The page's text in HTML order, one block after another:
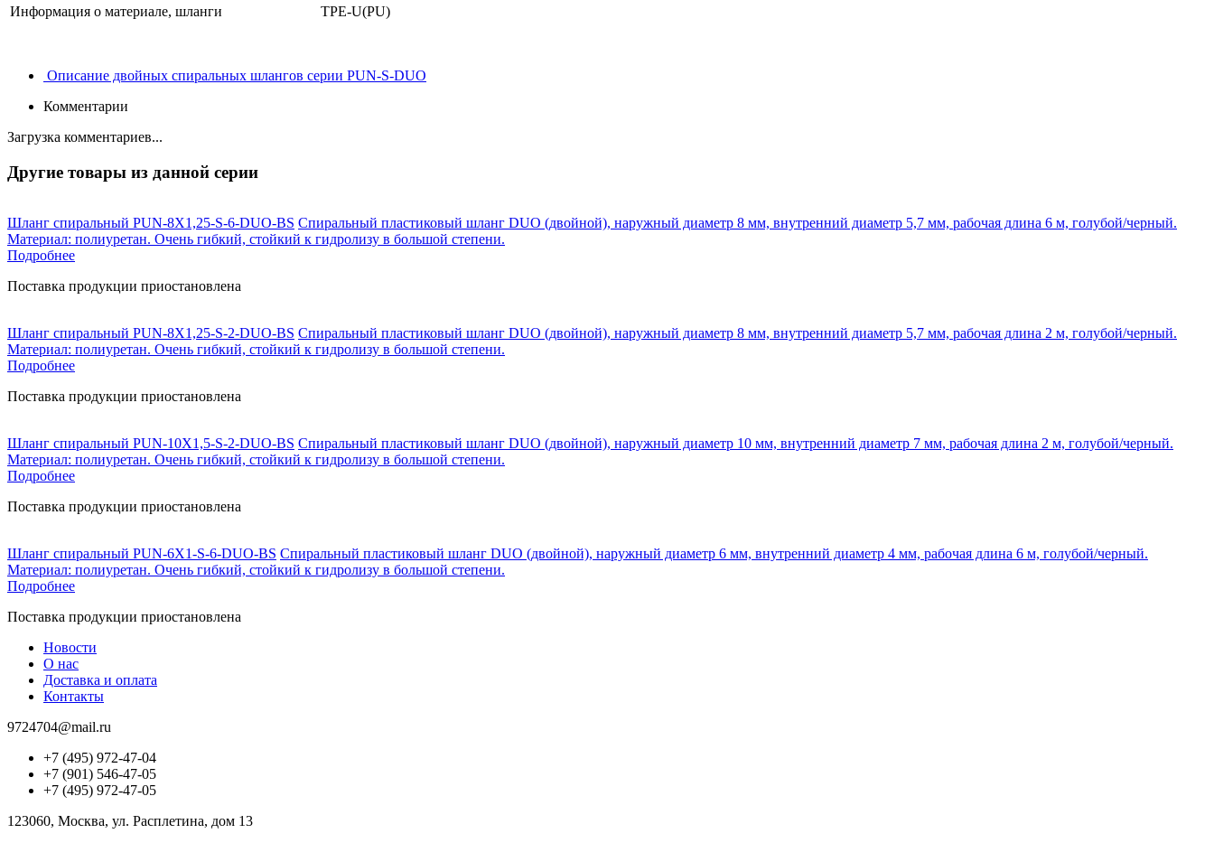
Информация о материале, шланги
TPE-U(PU)
Описание двойных спиральных шлангов серии PUN-S-DUO
Комментарии
Загрузка комментариев...
Другие товары из данной серии
Шланг спиральный PUN-8X1,25-S-6-DUO-BS Спиральный пластиковый шланг DUO (двойной), наружный диаметр 8 мм, внутренний диаметр 5,7 мм, рабочая длина 6 м, голубой/черный.
Материал: полиуретан. Очень гибкий, стойкий к гидролизу в большой степени.
Подробнее
Поставка продукции приостановлена
Шланг спиральный PUN-8X1,25-S-2-DUO-BS Спиральный пластиковый шланг DUO (двойной), наружный диаметр 8 мм, внутренний диаметр 5,7 мм, рабочая длина 2 м, голубой/черный.
Материал: полиуретан. Очень гибкий, стойкий к гидролизу в большой степени.
Подробнее
Поставка продукции приостановлена
Шланг спиральный PUN-10X1,5-S-2-DUO-BS Спиральный пластиковый шланг DUO (двойной), наружный диаметр 10 мм, внутренний диаметр 7 мм, рабочая длина 2 м, голубой/черный.
Материал: полиуретан. Очень гибкий, стойкий к гидролизу в большой степени.
Подробнее
Поставка продукции приостановлена
Шланг спиральный PUN-6X1-S-6-DUO-BS Спиральный пластиковый шланг DUO (двойной), наружный диаметр 6 мм, внутренний диаметр 4 мм, рабочая длина 6 м, голубой/черный.
Материал: полиуретан. Очень гибкий, стойкий к гидролизу в большой степени.
Подробнее
Поставка продукции приостановлена
Новости
О нас
Доставка и оплата
Контакты
9724704@mail.ru
+7 (495) 972-47-04
+7 (901) 546-47-05
+7 (495) 972-47-05
123060, Москва, ул. Расплетина, дом 13